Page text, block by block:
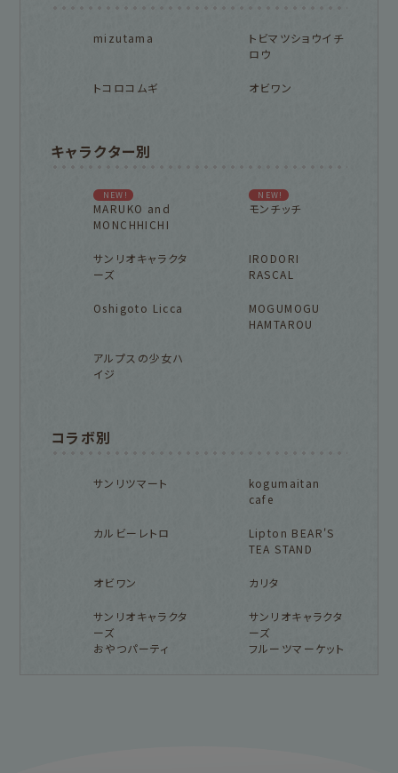
mizutama
トビマツショウイチ
ロウ
トコロコムギ オビワン
キャラクター別
NEW!
MARUKO and
MONCHHICHI
NEW!
モンチッチ
サンリオキャラクタ
ーズ
IRODORI
RASCAL
Oshigoto Licca
MOGUMOGU
HAMTAROU
アルプスの少女ハ
イジ
コラボ別
サンリツマート
kogumaitan
cafe
カルビーレトロ
Lipton BEAR'S
TEA STAND
オビワン カリタ
サンリオキャラクタ
ーズ
おやつパーティ
サンリオキャラクタ
ーズ
フルーツマーケット